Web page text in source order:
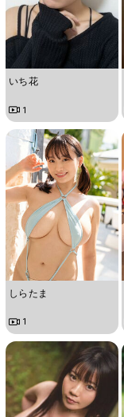
いち花
1
しらたま
1